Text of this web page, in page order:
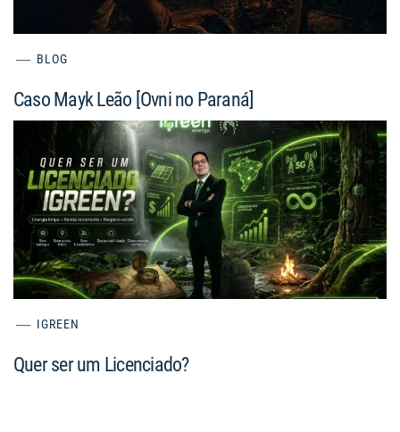
BLOG
Caso Mayk Leão [Ovni no Paraná]
IGREEN
Quer ser um Licenciado?